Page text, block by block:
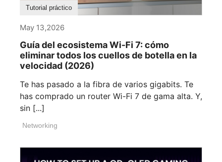
Tutorial práctico
May 13,2026
Guía del ecosistema Wi-Fi 7: cómo
eliminar todos los cuellos de botella en la
velocidad (2026)
Te has pasado a la fibra de varios gigabits. Te
has comprado un router Wi-Fi 7 de gama alta. Y,
sin [...]
Networking